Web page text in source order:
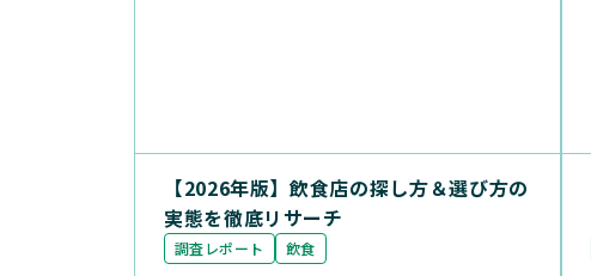
【2026年版】飲食店の探し方＆選び方の
実態を徹底リサーチ
調査レポート 飲食